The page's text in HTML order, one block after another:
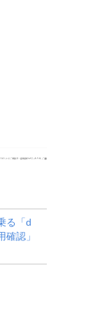
る「d
確認」